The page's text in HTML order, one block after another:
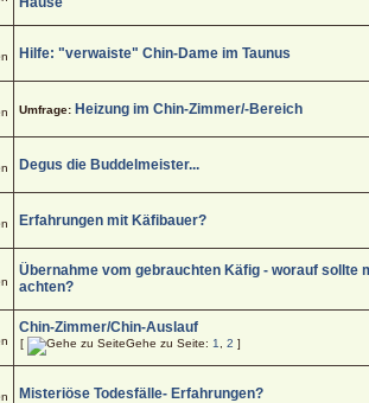
Hilfe: "verwaiste" Chin-Dame im Taunus
Umfrage: Heizung im Chin-Zimmer/-Bereich
Degus die Buddelmeister...
Erfahrungen mit Käfibauer?
Übernahme vom gebrauchten Käfig - worauf sollte
achten?
Chin-Zimmer/Chin-Auslauf
[ Gehe zu Seite: 1 ,2 ]
Misteriöse Todesfälle- Erfahrungen?